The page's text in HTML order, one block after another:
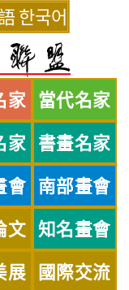
한국어
家 當代名家
家 書畫名家
會 南部畫會
文 知名畫會
展 國際交流